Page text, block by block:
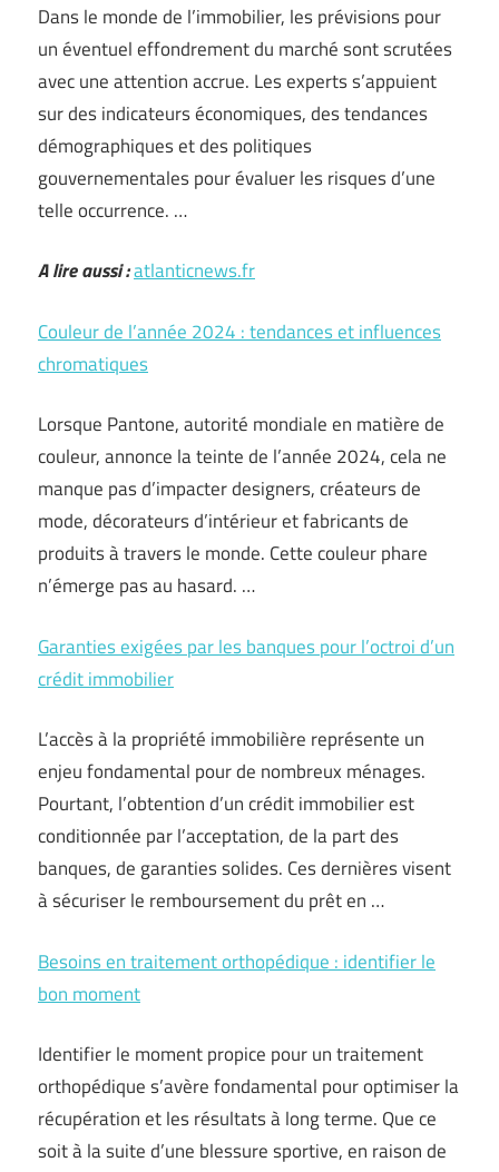
Dans le monde de l’immobilier, les prévisions pour
un éventuel effondrement du marché sont scrutées
avec une attention accrue. Les experts s’appuient
sur des indicateurs économiques, des tendances
démographiques et des politiques
gouvernementales pour évaluer les risques d’une
telle occurrence. …
A lire aussi :atlanticnews.fr
Couleur de l’année 2024 : tendances et influences
chromatiques
Lorsque Pantone, autorité mondiale en matière de
couleur, annonce la teinte de l’année 2024, cela ne
manque pas d’impacter designers, créateurs de
mode, décorateurs d’intérieur et fabricants de
produits à travers le monde. Cette couleur phare
n’émerge pas au hasard. …
Garanties exigées par les banques pour l’octroi d’un
crédit immobilier
L’accès à la propriété immobilière représente un
enjeu fondamental pour de nombreux ménages.
Pourtant, l’obtention d’un crédit immobilier est
conditionnée par l’acceptation, de la part des
banques, de garanties solides. Ces dernières visent
à sécuriser le remboursement du prêt en …
Besoins en traitement orthopédique : identifier le
bon moment
Identifier le moment propice pour un traitement
orthopédique s’avère fondamental pour optimiser la
récupération et les résultats à long terme. Que ce
soit à la suite d’une blessure sportive, en raison de